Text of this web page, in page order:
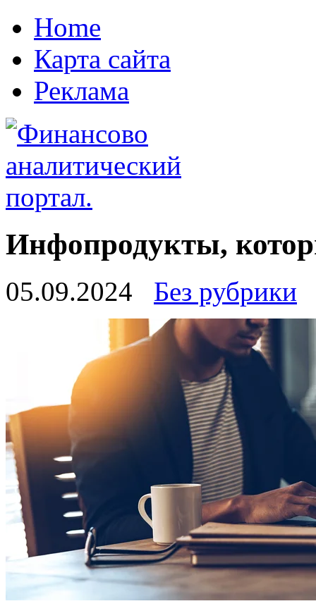
Home
Карта сайта
Реклама
Инфопродукты,
05.09.2024 Без рубрики